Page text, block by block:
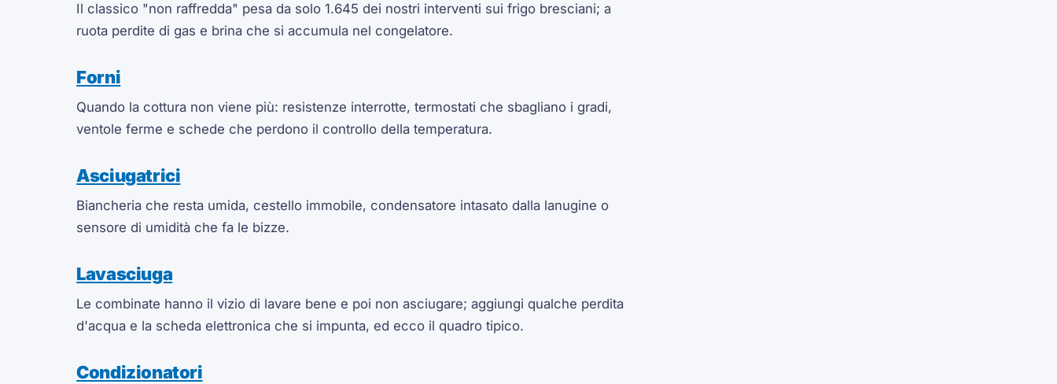
Il classico "non raffredda" pesa da solo 1.645 dei nostri interventi sui frigo bresciani; a
ruota perdite di gas e brina che si accumula nel congelatore.
Forni
Quando la cottura non viene più: resistenze interrotte, termostati che sbagliano i gradi,
ventole ferme e schede che perdono il controllo della temperatura.
Asciugatrici
Biancheria che resta umida, cestello immobile, condensatore intasato dalla lanugine o
sensore di umidità che fa le bizze.
Lavasciuga
Le combinate hanno il vizio di lavare bene e poi non asciugare; aggiungi qualche perdita
d'acqua e la scheda elettronica che si impunta, ed ecco il quadro tipico.
Condizionatori